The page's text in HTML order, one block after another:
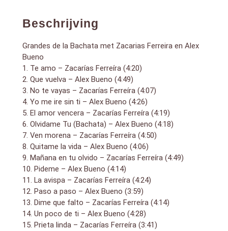
16. Gotas de pena – Alex Bueno (5:02)
Beschrijving
Grandes de la Bachata met Zacarias Ferreira en Alex
Bueno
1. Te amo – Zacarías Ferreíra (4:20)
2. Que vuelva – Alex Bueno (4:49)
3. No te vayas – Zacarías Ferreíra (4:07)
4. Yo me ire sin ti – Alex Bueno (4:26)
5. El amor vencera – Zacarías Ferreíra (4:19)
6. Olvidame Tu (Bachata) – Alex Bueno (4:18)
7. Ven morena – Zacarías Ferreíra (4:50)
8. Quitame la vida – Alex Bueno (4:06)
9. Mañana en tu olvido – Zacarías Ferreíra (4:49)
10. Pideme – Alex Bueno (4:14)
11. La avispa – Zacarías Ferreíra (4:24)
12. Paso a paso – Alex Bueno (3:59)
13. Dime que falto – Zacarías Ferreíra (4:14)
14. Un poco de ti – Alex Bueno (4:28)
15. Prieta linda – Zacarías Ferreíra (3:41)